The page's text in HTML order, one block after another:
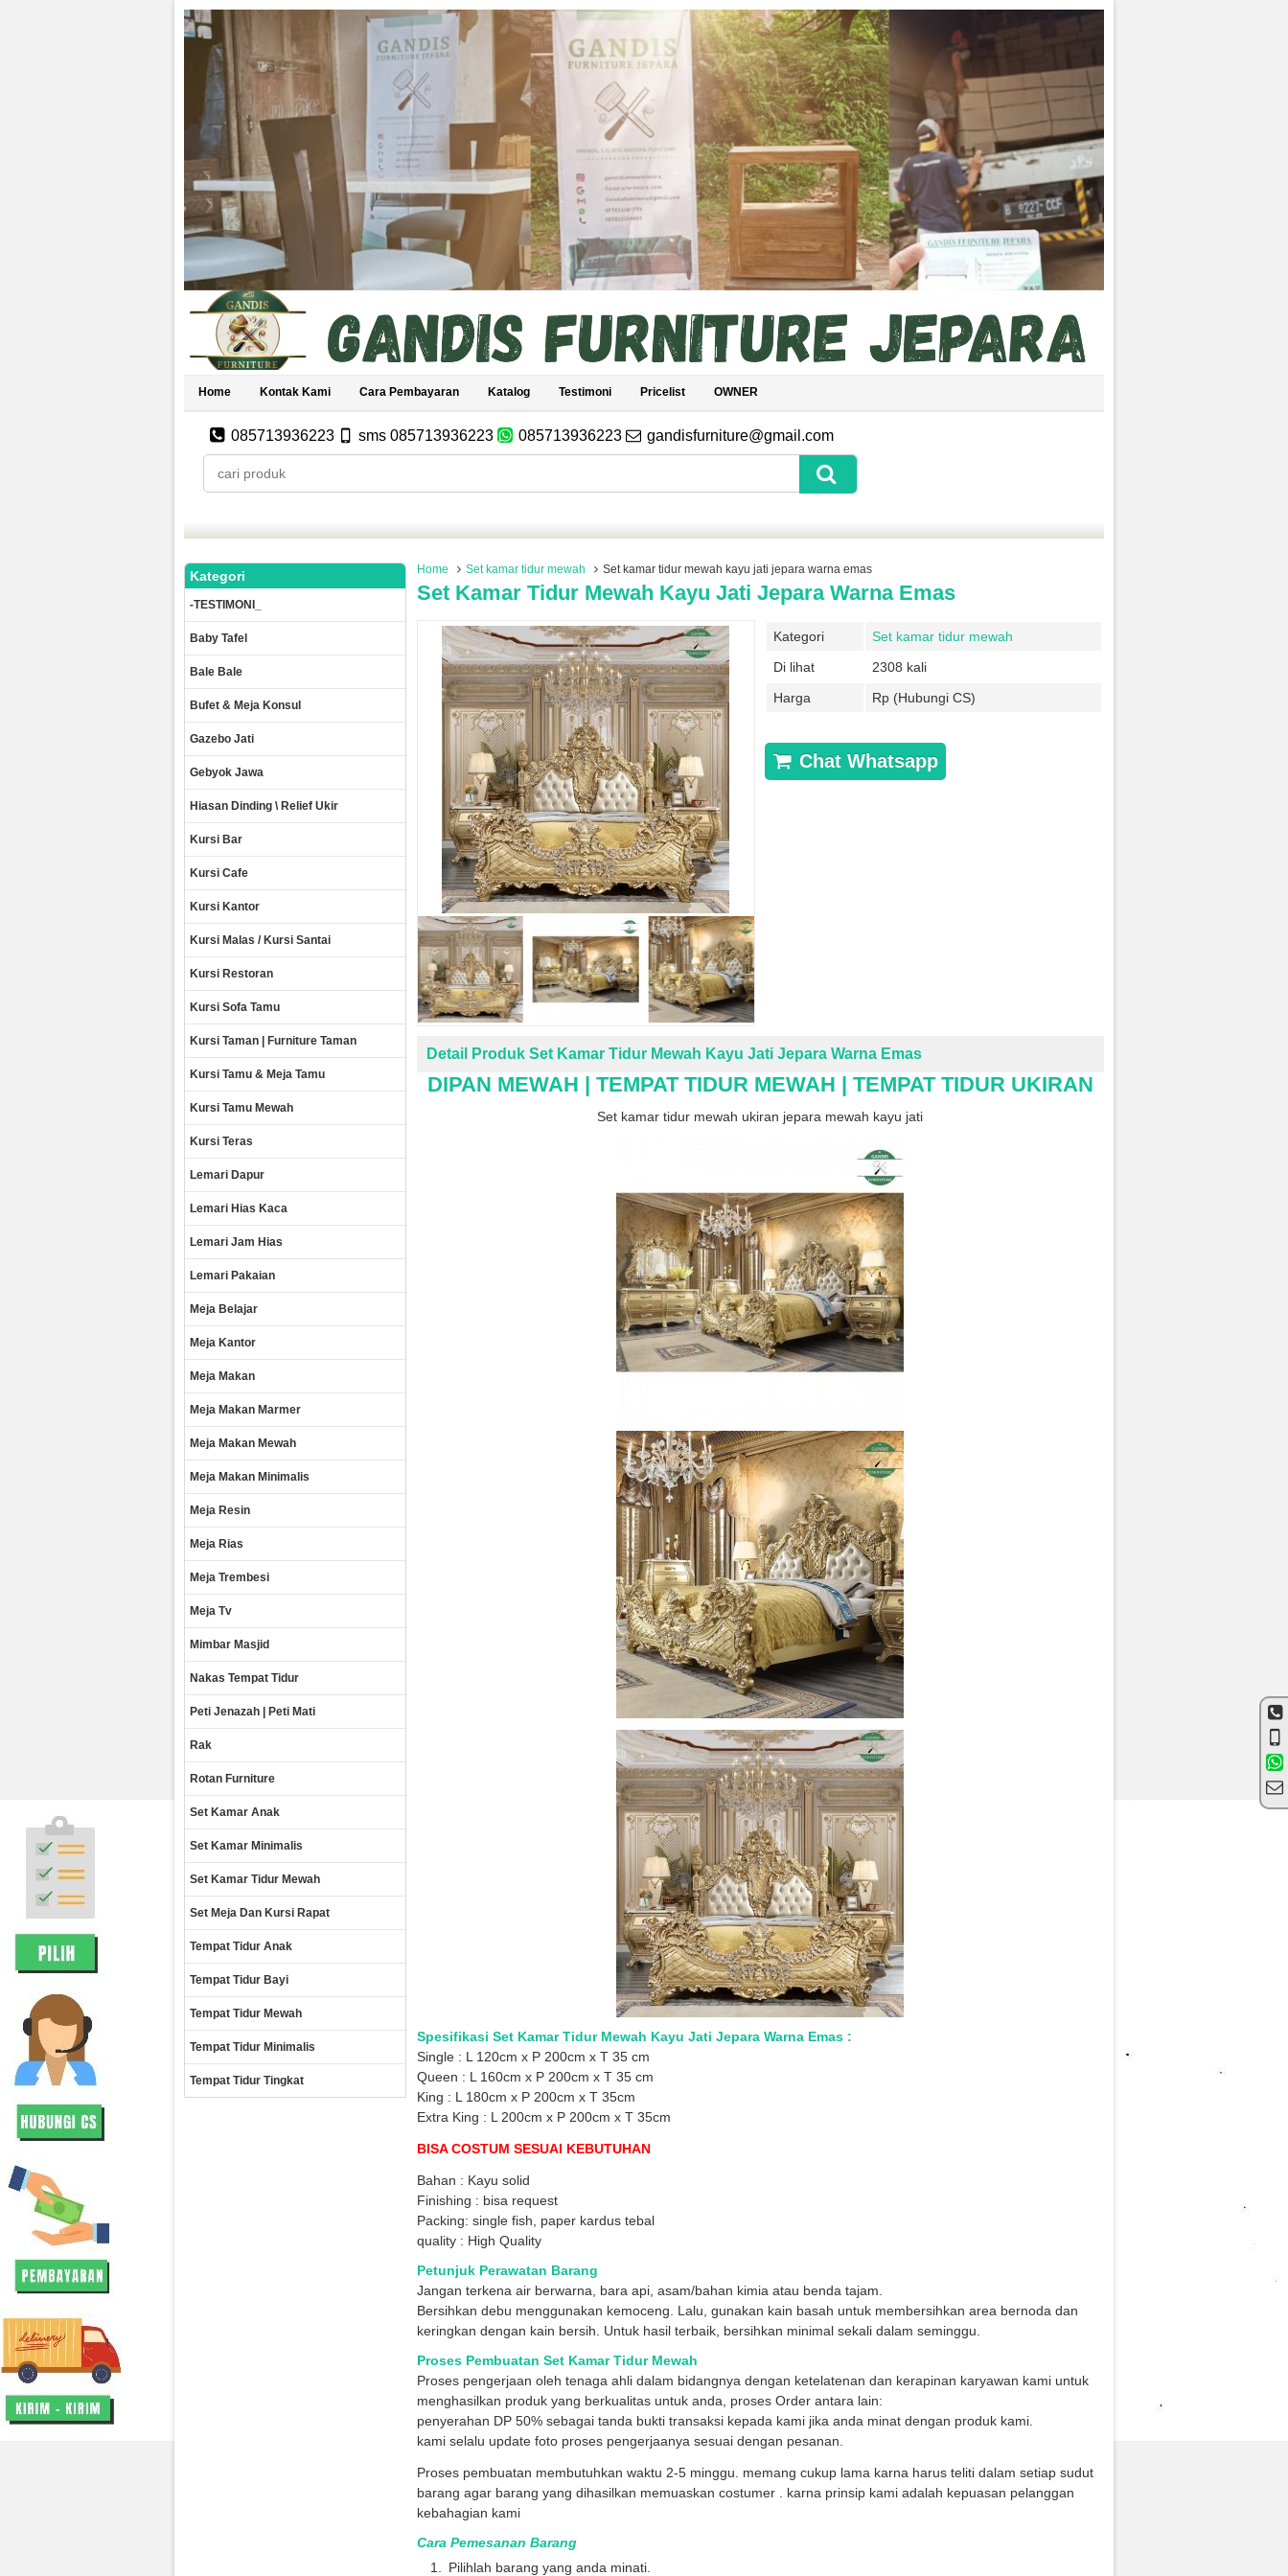
Home Kontak Kami Cara Pembayaran Katalog Testimoni Pricelist OWNER
085713936223 sms 085713936223 085713936223 gandisfurniture@gmail.com
Home Set kamar tidur mewah Set kamar tidur mewah kayu jati jepara warna emas
Set Kamar Tidur Mewah Kayu Jati Jepara Warna Emas
Kategori
Set kamar tidur mewah
Di lihat
2308 kali
Harga
Rp (Hubungi CS)
Chat Whatsapp
Detail Produk Set Kamar Tidur Mewah Kayu Jati Jepara Warna Emas
DIPAN MEWAH | TEMPAT TIDUR MEWAH | TEMPAT TIDUR UKIRAN
Set kamar tidur mewah ukiran jepara mewah kayu jati
Spesifikasi Set Kamar Tidur Mewah Kayu Jati Jepara Warna Emas :
Single : L 120cm x P 200cm x T 35 cm
Queen : L 160cm x P 200cm x T 35 cm
King : L 180cm x P 200cm x T 35cm
Extra King : L 200cm x P 200cm x T 35cm
BISA COSTUM SESUAI KEBUTUHAN
Bahan : Kayu solid
Finishing : bisa request
Packing: single fish, paper kardus tebal
quality : High Quality
Petunjuk Perawatan Barang
Jangan terkena air berwarna, bara api, asam/bahan kimia atau benda tajam.
Bersihkan debu menggunakan kemoceng. Lalu, gunakan kain basah untuk membersihkan area bernoda dan
keringkan dengan kain bersih. Untuk hasil terbaik, bersihkan minimal sekali dalam seminggu.
Proses Pembuatan Set Kamar Tidur Mewah
Proses pengerjaan oleh tenaga ahli dalam bidangnya dengan ketelatenan dan kerapinan karyawan kami untuk
menghasilkan produk yang berkualitas untuk anda, proses Order antara lain:
penyerahan DP 50% sebagai tanda bukti transaksi kepada kami jika anda minat dengan produk kami.
kami selalu update foto proses pengerjaanya sesuai dengan pesanan.
Proses pembuatan membutuhkan waktu 2-5 minggu. memang cukup lama karna harus teliti dalam setiap sudut
barang agar barang yang dihasilkan memuaskan costumer . karna prinsip kami adalah kepuasan pelanggan
kebahagian kami
Cara Pemesanan Barang
Pilihlah barang yang anda minati.
Kategori
-TESTIMONI_
Baby Tafel
Bale Bale
Bufet & Meja Konsul
Gazebo Jati
Gebyok Jawa
Hiasan Dinding \ Relief Ukir
Kursi Bar
Kursi Cafe
Kursi Kantor
Kursi Malas / Kursi Santai
Kursi Restoran
Kursi Sofa Tamu
Kursi Taman | Furniture Taman
Kursi Tamu & Meja Tamu
Kursi Tamu Mewah
Kursi Teras
Lemari Dapur
Lemari Hias Kaca
Lemari Jam Hias
Lemari Pakaian
Meja Belajar
Meja Kantor
Meja Makan
Meja Makan Marmer
Meja Makan Mewah
Meja Makan Minimalis
Meja Resin
Meja Rias
Meja Trembesi
Meja Tv
Mimbar Masjid
Nakas Tempat Tidur
Peti Jenazah | Peti Mati
Rak
Rotan Furniture
Set Kamar Anak
Set Kamar Minimalis
Set Kamar Tidur Mewah
Set Meja Dan Kursi Rapat
Tempat Tidur Anak
Tempat Tidur Bayi
Tempat Tidur Mewah
Tempat Tidur Minimalis
Tempat Tidur Tingkat